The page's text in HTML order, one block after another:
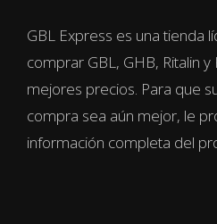
GBL Express es una tienda
comprar GBL, GHB, Ritalin
mejores precios. Para que
compra sea aún mejor, le
información completa del